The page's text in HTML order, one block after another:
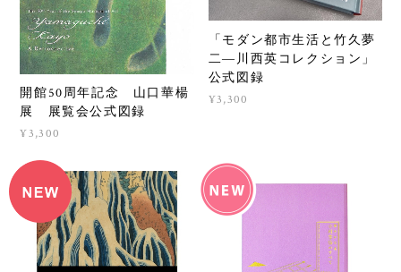
開館50周年記念 山口華楊
展 展覧会公式図録
¥3,300
「モダン都市生活と竹久夢
二―川西英コレクション」
公式図録
¥3,300